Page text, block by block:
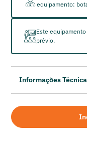
equipamento:
Este
prévio.
Informações
Plataforma
Alcance horizontal:
Altura do trabalho: